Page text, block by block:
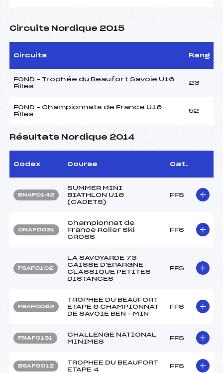
Circuits Nordique 2015
Circuits Rang
FOND – Trophée du Beaufort Savoie U16
Filles
23
FOND – Championnats de France U16
Filles
52
Résultats Nordique 2014
Codex Course Cat.
BNAF0142
SUMMER MINI
BIATHLON U16
(CADETS)
FFS
ONAF0031
Championnat de
France Roller Ski
CROSS
FFS
FSAF0102
LA SAVOYARDE 73
CAISSE D'EPARGNE
CLASSIQUE PETITES
DISTANCES
FFS
FSAF0082
TROPHEE DU BEAUFORT
ETAPE 6 CHAMPIONNAT
DE SAVOIE BEN – MIN
FFS
FNAF0131
CHALLENGE NATIONAL
MINIMES
FFS
BSAF0012
TROPHEE DU BEAUFORT
ETAPE 4
FFS